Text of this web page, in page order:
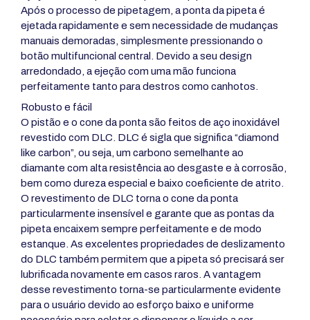
Após o processo de pipetagem, a ponta da pipeta é
ejetada rapidamente e sem necessidade de mudanças
manuais demoradas, simplesmente pressionando o
botão multifuncional central. Devido a seu design
arredondado, a ejeção com uma mão funciona
perfeitamente tanto para destros como canhotos.
Robusto e fácil
O pistão e o cone da ponta são feitos de aço inoxidável
revestido com DLC. DLC é sigla que significa “diamond
like carbon”, ou seja, um carbono semelhante ao
diamante com alta resistência ao desgaste e à corrosão,
bem como dureza especial e baixo coeficiente de atrito.
O revestimento de DLC torna o cone da ponta
particularmente insensível e garante que as pontas da
pipeta encaixem sempre perfeitamente e de modo
estanque. As excelentes propriedades de deslizamento
do DLC também permitem que a pipeta só precisará ser
lubrificada novamente em casos raros. A vantagem
desse revestimento torna-se particularmente evidente
para o usuário devido ao esforço baixo e uniforme